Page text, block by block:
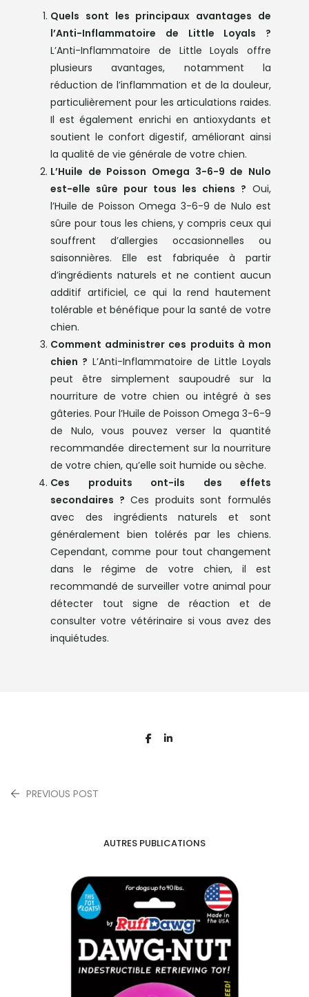
Quels sont les principaux avantages de
l’Anti-Inflammatoire de Little Loyals ?
L’Anti-Inflammatoire de Little Loyals offre
plusieurs avantages, notamment la
réduction de l’inflammation et de la douleur,
particulièrement pour les articulations raides.
Il est également enrichi en antioxydants et
soutient le confort digestif, améliorant ainsi
la qualité de vie générale de votre chien.
L’Huile de Poisson Omega 3-6-9 de Nulo
est-elle sûre pour tous les chiens ? Oui,
l’Huile de Poisson Omega 3-6-9 de Nulo est
sûre pour tous les chiens, y compris ceux qui
souffrent d’allergies occasionnelles ou
saisonnières. Elle est fabriquée à partir
d’ingrédients naturels et ne contient aucun
additif artificiel, ce qui la rend hautement
tolérable et bénéfique pour la santé de votre
chien.
Comment administrer ces produits à mon
chien ? L’Anti-Inflammatoire de Little Loyals
peut être simplement saupoudré sur la
nourriture de votre chien ou intégré à ses
gâteries. Pour l’Huile de Poisson Omega 3-6-9
de Nulo, vous pouvez verser la quantité
recommandée directement sur la nourriture
de votre chien, qu’elle soit humide ou sèche.
Ces produits ont-ils des effets
secondaires ? Ces produits sont formulés
avec des ingrédients naturels et sont
généralement bien tolérés par les chiens.
Cependant, comme pour tout changement
dans le régime de votre chien, il est
recommandé de surveiller votre animal pour
détecter tout signe de réaction et de
consulter votre vétérinaire si vous avez des
inquiétudes.
PREVIOUS POST
AUTRES PUBLICATIONS